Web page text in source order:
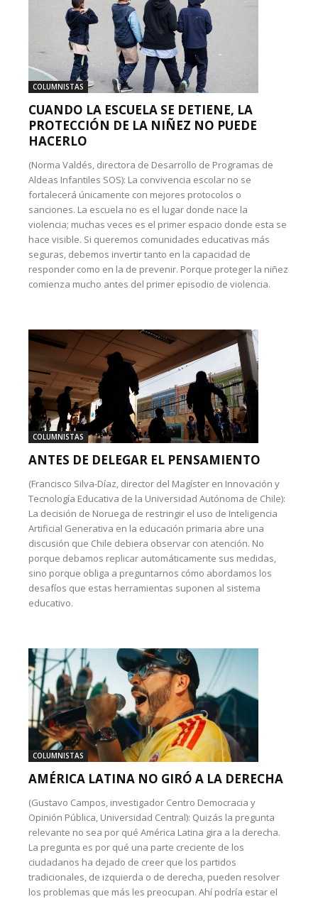
COLUMNISTAS
CUANDO LA ESCUELA SE DETIENE, LA
PROTECCIÓN DE LA NIÑEZ NO PUEDE
HACERLO
(Norma Valdés, directora de Desarrollo de Programas de
Aldeas Infantiles SOS): La convivencia escolar no se
fortalecerá únicamente con mejores protocolos o
sanciones. La escuela no es el lugar donde nace la
violencia; muchas veces es el primer espacio donde esta se
hace visible. Si queremos comunidades educativas más
seguras, debemos invertir tanto en la capacidad de
responder como en la de prevenir. Porque proteger la niñez
comienza mucho antes del primer episodio de violencia.
COLUMNISTAS
ANTES DE DELEGAR EL PENSAMIENTO
(Francisco Silva-Díaz, director del Magíster en Innovación y
Tecnología Educativa de la Universidad Autónoma de Chile):
La decisión de Noruega de restringir el uso de Inteligencia
Artificial Generativa en la educación primaria abre una
discusión que Chile debiera observar con atención. No
porque debamos replicar automáticamente sus medidas,
sino porque obliga a preguntarnos cómo abordamos los
desafíos que estas herramientas suponen al sistema
educativo.
COLUMNISTAS
AMÉRICA LATINA NO GIRÓ A LA DERECHA
(Gustavo Campos, investigador Centro Democracia y
Opinión Pública, Universidad Central): Quizás la pregunta
relevante no sea por qué América Latina gira a la derecha.
La pregunta es por qué una parte creciente de los
ciudadanos ha dejado de creer que los partidos
tradicionales, de izquierda o de derecha, pueden resolver
los problemas que más les preocupan. Ahí podría estar el